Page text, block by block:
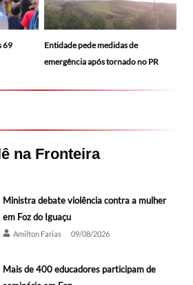
69
Entidade pede medidas de
emergência após tornado no PR
na Fronteira
Ministra debate violência contra a mulher
em Foz do Iguaçu
Amilton Farias 09/08/2026
Mais de 400 educadores participam de